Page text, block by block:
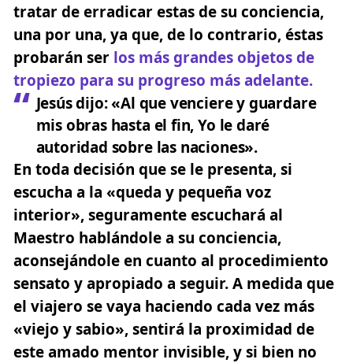
tratar deerradicar estas de su conciencia,
una por una, ya que, de lo contrario, éstas
probarán ser los más grandes objetos de
tropiezo para su progreso más adelante.
Jesús dijo:«Al que venciere y guardare
mis obras hasta el fin, Yo le daré
autoridad sobre las naciones».
En toda decisión que se le presenta, si
escucha a la «queda y pequeña voz
interior», seguramente escuchará al
Maestro hablándole a su conciencia,
aconsejándole en cuanto al procedimiento
sensato y apropiado a seguir. A medida que
el viajero se vaya haciendo cada vez más
«viejo y sabio», sentirá la proximidad de
este amado mentor invisible, y si bien no